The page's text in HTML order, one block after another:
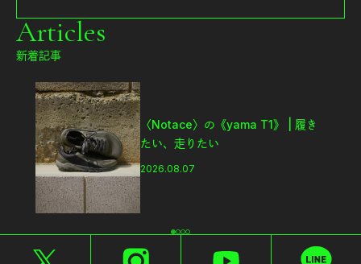
Articles
新着記事
〈Notace〉の《yama T1》 | 履き
たい、走りたい
2026.08.07